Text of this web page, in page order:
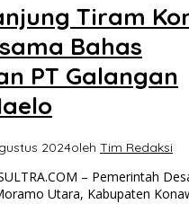
Tiram
Bahas
PT Galangan
2024oleh Tim Redaksi
– Pemerintah
Utara, Kabupaten